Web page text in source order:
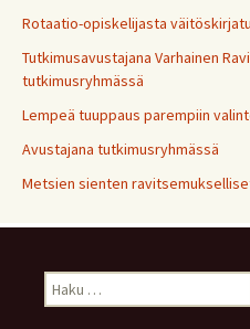
Rotaatio-opiskelijasta
Tutkimusavustajana Varhainen
tutkimusryhmässä
Lempeä tuuppaus parempiin
Avustajana tutkimusryhmässä
Metsien sienten
Haku: